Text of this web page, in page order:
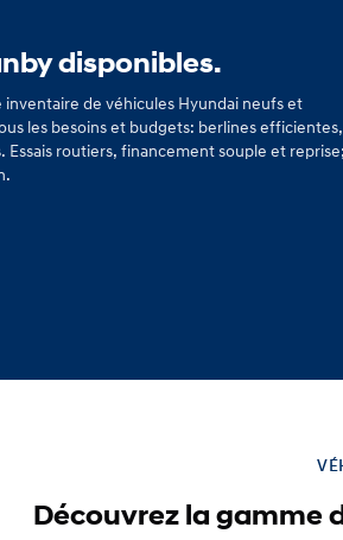
disponibles.
inventaire de véhicules Hyundai neufs et
les besoins et budgets: berlines
routiers, financement souple et reprise;
Découvrez la gamme